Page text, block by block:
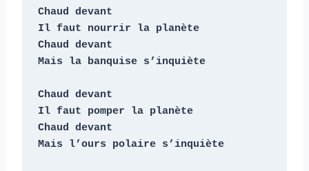
Chaud devant
Il faut nourrir la planète
Chaud devant
Mais la banquise s’inquiète
Chaud devant
Il faut pomper la planète
Chaud devant
Mais l’ours polaire s’inquiète